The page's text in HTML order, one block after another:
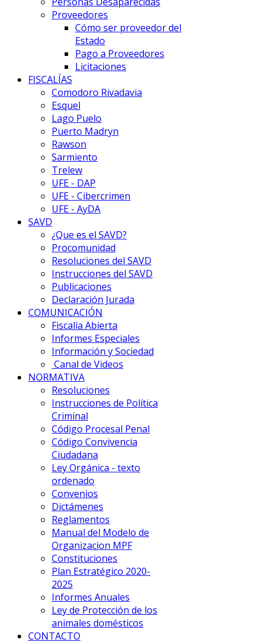
Proveedores
Cómo ser proveedor del
Estado
Pago a Proveedores
Licitaciones
FISCALÍAS
Comodoro Rivadavia
Esquel
Lago Puelo
Puerto Madryn
Rawson
Sarmiento
Trelew
UFE - DAP
UFE - Cibercrimen
UFE - AyDA
SAVD
¿Que es el SAVD?
Procomunidad
Resoluciones del SAVD
Instrucciones del SAVD
Publicaciones
Declaración Jurada
COMUNICACIÓN
Fiscalía Abierta
Informes Especiales
Información y Sociedad
Canal de Videos
NORMATIVA
Resoluciones
Instrucciones de Política
Criminal
Código Procesal Penal
Código Convivencia
Ciudadana
Ley Orgánica - texto
ordenado
Convenios
Dictámenes
Reglamentos
Manual del Modelo de
Organizacion MPF
Constituciones
Plan Estratégico 2020-
2025
Informes Anuales
Ley de Protección de los
animales domésticos
CONTACTO